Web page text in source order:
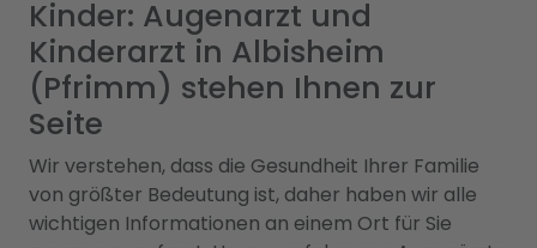
Kinder: Augenarzt und
Kinderarzt in Albisheim
(Pfrimm) stehen Ihnen zur
Seite
Wir verstehen, dass die Gesundheit Ihrer Familie
von größter Bedeutung ist, daher haben wir alle
wichtigen Informationen an einem Ort für Sie